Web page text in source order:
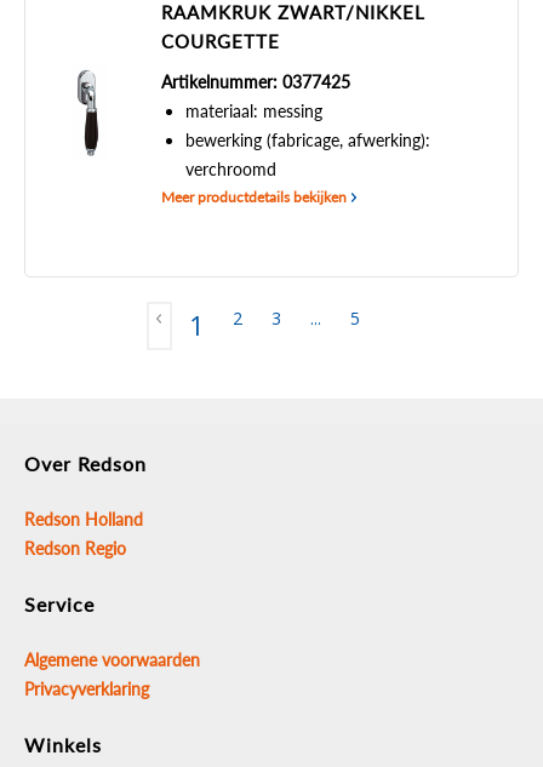
RAAMKRUK ZWART/NIKKEL
COURGETTE
Artikelnummer: 0377425
materiaal: messing
bewerking (fabricage, afwerking):
verchroomd
Meer productdetails bekijken
1 2 3 ... 5
Over Redson
Redson Holland
Redson Regio
Service
Algemene voorwaarden
Privacyverklaring
Winkels